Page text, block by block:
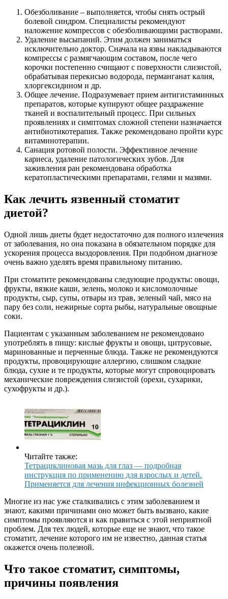
Обезболивание – выполняется, чтобы снять острый
болевой синдром. Специалисты рекомендуют
наложение компрессов с обезболивающими растворами.
Удаление высыпаний. Этим должен заниматься
исключительно доктор. Сначала на язвы накладываются
компрессы с размягчающим составом, после чего
корочки постепенно счищают с поверхности слизистой,
обрабатывая перекисью водорода, перманганат калия,
хлоргексидином и др.
Общее лечение. Подразумевает прием антигистаминных
препаратов, которые купируют общее раздражение
тканей и воспалительный процесс. При сильных
проявлениях и симптомах сложной степени назначается
антибиотикотерапия. Также рекомендовано пройти курс
витаминотерапии.
Санация ротовой полости. Эффективное лечение
кариеса, удаление патологических зубов. Для
заживления ран рекомендована обработка
кератопластическими препаратами, гелями и мазями.
Как лечить язвенный стоматит
диетой?
Одной лишь диеты будет недостаточно для полного излечения
от заболевания, но она показана в обязательном порядке для
ускорения процесса выздоровления. При подобном диагнозе
очень важно уделять время правильному питанию.
При стоматите рекомендованы следующие продукты: овощи,
фрукты, вязкие каши, зелень, молоко и кисломолочные
продукты, сыр, супы, отвары из трав, зеленый чай, мясо на
пару без соли, нежирные сорта рыбы, натуральные овощные
соки.
Пациентам с указанным заболеванием не рекомендовано
употреблять в пищу: кислые фрукты и овощи, цитрусовые,
маринованные и перченные блюда. Также не рекомендуются
продукты, провоцирующие аллергию, слишком сладкие
блюда, сухие и те продукты, которые могут спровоцировать
механические повреждения слизистой (орехи, сухарики,
сухофрукты и др.).
Читайте также:
Тетрациклиновая мазь для глаз — подробная
инструкция по применению для взрослых и детей.
Применяется для лечения инфекционных болезней
Многие из нас уже сталкивались с этим заболеванием и
знают, какими причинами оно может быть вызвано, какие
симптомы проявляются и как правиться с этой неприятной
проблем. Для тех людей, которые еще не знают, что такое
стоматит, лечение которого им не известно, данная статья
окажется очень полезной.
Что такое стоматит, симптомы,
причины появления